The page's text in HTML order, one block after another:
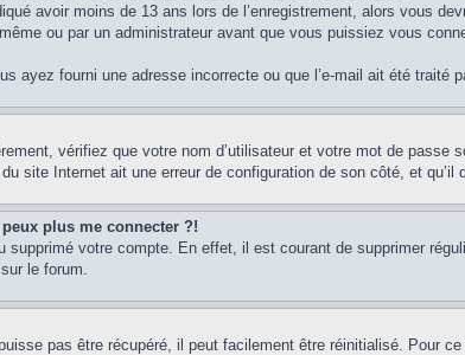
avoir moins de 13 ans lors de l’enregistrement, alors vous
ou par un administrateur avant que vous puissiez vous
ayez fourni une adresse incorrecte ou que l’e-mail ait été
vérifiez que votre nom d’utilisateur et votre mot de
site Internet ait une erreur de configuration de son côté, et qu’il
plus me connecter ?!
supprimé votre compte. En effet, il est courant de supprimer
le forum.
pas être récupéré, il peut facilement être réinitialisé. Pour